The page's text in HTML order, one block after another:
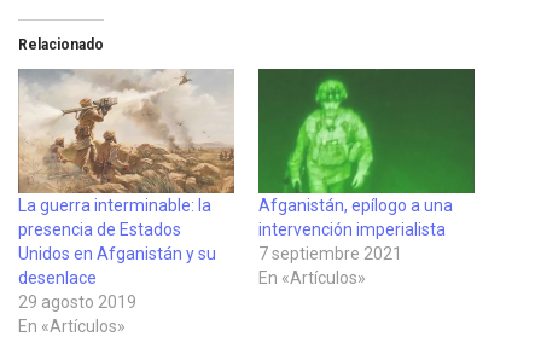
Relacionado
La guerra interminable: la
presencia de Estados
Unidos en Afganistán y su
desenlace
29 agosto 2019
En «Artículos»
Afganistán, epílogo a una
intervención imperialista
7 septiembre 2021
En «Artículos»